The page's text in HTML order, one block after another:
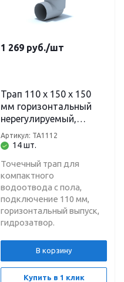
1 269 руб./шт
Трап 110 х 150 х 150
мм горизонтальный
нерегулируемый,
гидрозатвор, решетка
нержавеющая сталь
14 шт.
Артикул: TA1112
Точечный трап для
компактного
водоотвода с пола,
подключение 110 мм,
горизонтальный выпуск,
гидрозатвор.
В корзину
Купить в 1 клик